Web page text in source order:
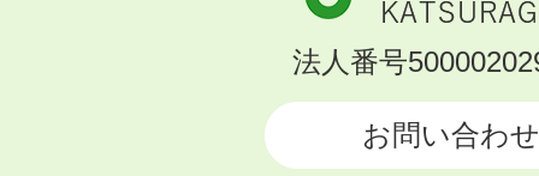
市
KATSURAGI
法人番号
お問い合わせ